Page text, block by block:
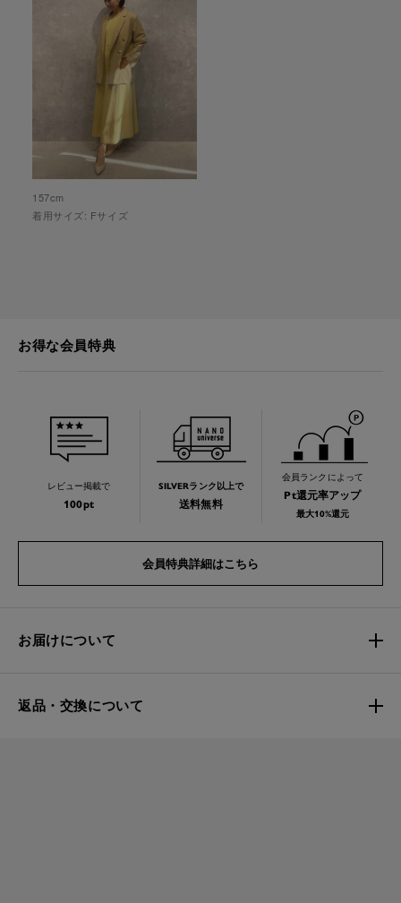
157cm
着用サイズ: Fサイズ
お得な会員特典
レビュー掲載で
100pt
SILVERランク以上で
送料無料
会員ランクによって
Pt還元率アップ
最大10%還元
会員特典詳細はこちら
お届けについて
返品・交換について